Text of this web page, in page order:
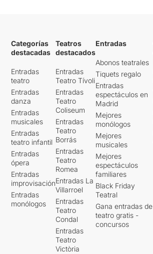
Categorías
destacadas
Entradas
teatro
Entradas
danza
Entradas
musicales
Entradas
teatro infantil
Entradas
ópera
Entradas
improvisación
Entradas
monólogos
Teatros
destacados
Entradas
Teatro Tívoli
Entradas
Teatro
Coliseum
Entradas
Teatro
Borrás
Entradas
Teatro
Romea
Entradas La
Villarroel
Entradas
Teatro
Condal
Entradas
Teatro
Victòria
Entradas
Abonos teatrales
Tiquets regalo
Entradas
espectáculos en
Madrid
Mejores
monólogos
Mejores
musicales
Mejores
espectáculos
familiares
Black Friday
Teatral
Gana entradas de
teatro gratis -
concursos